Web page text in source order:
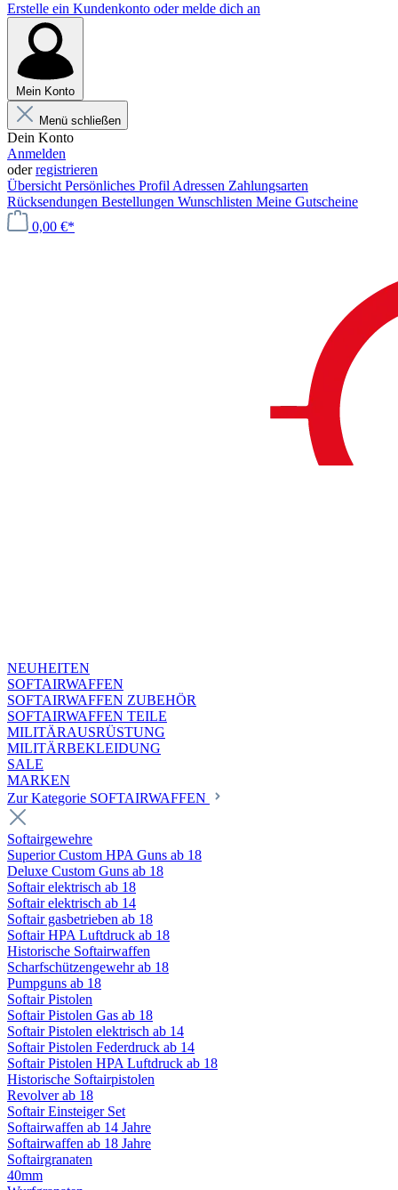
Erstelle ein Kundenkonto oder melde dich an
Mein Konto
Menü schließen
Dein Konto
Anmelden
oderregistrieren
Übersicht Persönliches Profil Adressen Zahlungsarten
Rücksendungen Bestellungen Wunschlisten Meine Gutscheine
0,00 €*
NEUHEITEN
SOFTAIRWAFFEN
SOFTAIRWAFFEN ZUBEHÖR
SOFTAIRWAFFEN TEILE
MILITÄRAUSRÜSTUNG
MILITÄRBEKLEIDUNG
SALE
MARKEN
Zur Kategorie SOFTAIRWAFFEN
Softairgewehre
Superior Custom HPA Guns ab 18
Deluxe Custom Guns ab 18
Softair elektrisch ab 18
Softair elektrisch ab 14
Softair gasbetrieben ab 18
Softair HPA Luftdruck ab 18
Historische Softairwaffen
Scharfschützengewehr ab 18
Pumpguns ab 18
Softair Pistolen
Softair Pistolen Gas ab 18
Softair Pistolen elektrisch ab 14
Softair Pistolen Federdruck ab 14
Softair Pistolen HPA Luftdruck ab 18
Historische Softairpistolen
Revolver ab 18
Softair Einsteiger Set
Softairwaffen ab 14 Jahre
Softairwaffen ab 18 Jahre
Softairgranaten
40mm